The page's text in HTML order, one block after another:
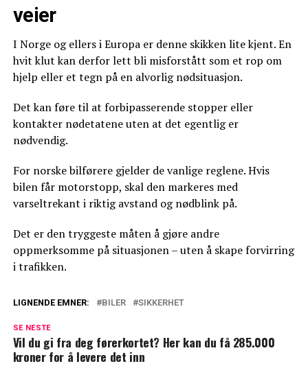
veier
I Norge og ellers i Europa er denne skikken lite kjent. En
hvit klut kan derfor lett bli misforstått som et rop om
hjelp eller et tegn på en alvorlig nødsituasjon.
Det kan føre til at forbipasserende stopper eller
kontakter nødetatene uten at det egentlig er
nødvendig.
For norske bilførere gjelder de vanlige reglene. Hvis
bilen får motorstopp, skal den markeres med
varseltrekant i riktig avstand og nødblink på.
Det er den tryggeste måten å gjøre andre
oppmerksomme på situasjonen – uten å skape forvirring
i trafikken.
LIGNENDE EMNER: BILER SIKKERHET
SE NESTE
Vil du gi fra deg førerkortet? Her kan du få 285.000
kroner for å levere det inn